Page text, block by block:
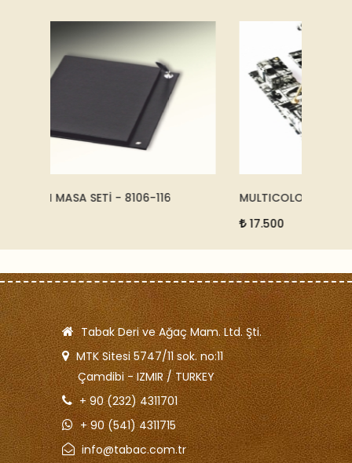
MULTICOLOR SÜMEN TAKIMI - 6950-338
Tabak Deri ve Ağaç Mam. Ltd. Şti.
MTK Sitesi 5747/11 sok. no:11
Çamdibi - IZMIR / TURKEY
+ 90 (232) 4311701
+ 90 (541) 4311715
info@tabac.com.tr